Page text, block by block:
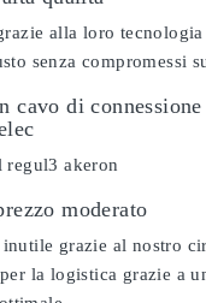
alla loro
senza compromessi
cavo di
regul3 akeron
moderato
grazie al nostro
la logistica grazie a